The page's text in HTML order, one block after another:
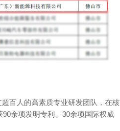
百人的高素质专业研发团队，在核
余项发明专利、30余项国际权威